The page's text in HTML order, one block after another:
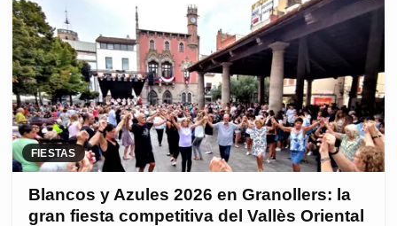
FIESTAS
Blancos y Azules 2026 en Granollers: la
gran fiesta competitiva del Vallès Oriental